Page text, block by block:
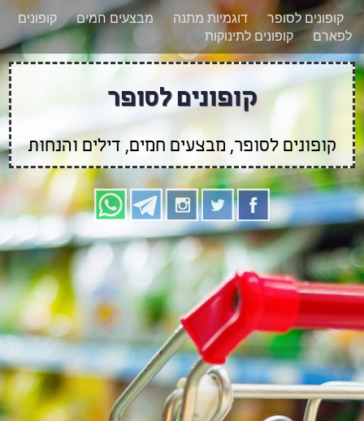
רוצים להישאר מעודכנים לגבי קופונים חדשים?
הצטרפו אלינו גם
בוואטסאפ
קופונים לסופר דוגמיות מתנה מבצעים חמים
קופונים
לפארם
קופונים לתינוקות
קופונים לסופר
קופונים לסופר, מבצעים חמים, דילים והנחות